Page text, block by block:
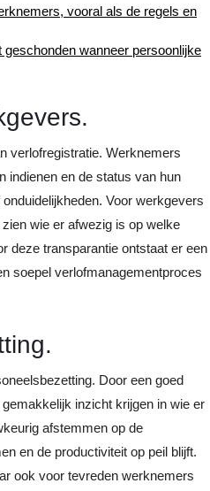
vooral als de regels en
wanneer persoonlijke
verlofregistratie. Werknemers
indienen en de status van hun
Voor werkgevers
wie er afwezig is op welke
deze transparantie ontstaat er een
soepel verlofmanagementproces
Door een goed
inzicht krijgen in wie er
afstemmen op de
en de productiviteit op peil blijft.
ook voor tevreden werknemers